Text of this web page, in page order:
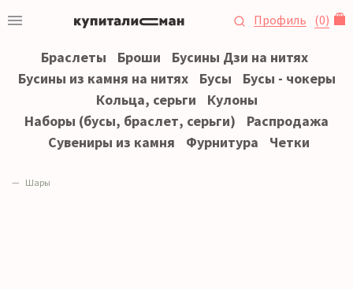
Профиль (0)
Браслеты Броши
Бусины Дзи на нитях
Бусины из камня на нитях
Бусы
Бусы - чокеры
Кольца, серьги
Кулоны
Наборы (бусы, браслет, серьги)
Распродажа
Сувениры из камня
Фурнитура Четки
Шары